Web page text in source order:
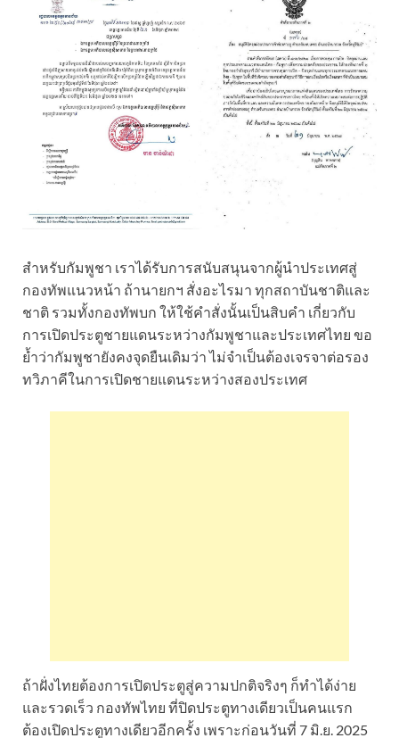
สําหรับกัมพูชา เราได้รับการสนับสนุนจากผู้นําประเทศสู่
กองทัพแนวหน้า ถ้านายกฯ สั่งอะไรมา ทุกสถาบันชาติและ
ชาติ รวมทั้งกองทัพบก ให้ใช้คําสั่งนั้นเป็นสิบคํา เกี่ยวกับ
การเปิดประตูชายแดนระหว่างกัมพูชาและประเทศไทย ขอ
ย้ำว่ากัมพูชายังคงจุดยืนเดิมว่า ไม่จําเป็นต้องเจรจาต่อรอง
ทวิภาคีในการเปิดชายแดนระหว่างสองประเทศ
ถ้าฝั่งไทยต้องการเปิดประตูสู่ความปกติจริงๆ ก็ทําได้ง่าย
และรวดเร็ว กองทัพไทย ที่ปิดประตูทางเดียวเป็นคนแรก
ต้องเปิดประตูทางเดียวอีกครั้ง เพราะก่อนวันที่ 7 มิ.ย. 2025